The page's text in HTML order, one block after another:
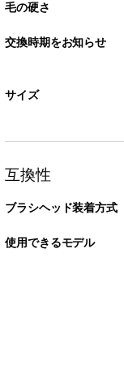
毛の硬さ
交換時期をお知らせ
サイズ
互換性
ブラシヘッド装着方式
使用できるモデル